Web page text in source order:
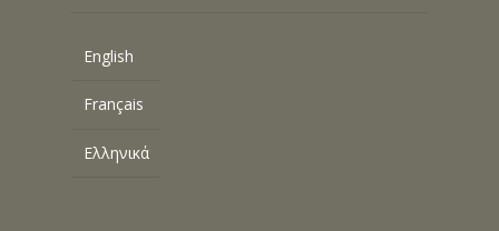
English
Français
Ελληνικά